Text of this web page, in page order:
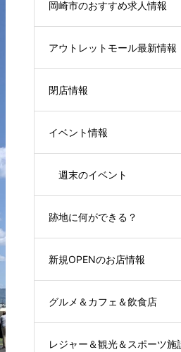
岡崎市のおすすめ求人情報
アウトレットモール最新情報
閉店情報
イベント情報
週末のイベント
跡地に何ができる？
新規OPENのお店情報
グルメ＆カフェ＆飲食店
レジャー＆観光＆スポーツ施